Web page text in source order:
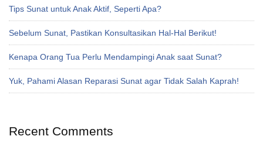
Tips Sunat untuk Anak Aktif, Seperti Apa?
Sebelum Sunat, Pastikan Konsultasikan Hal-Hal Berikut!
Kenapa Orang Tua Perlu Mendampingi Anak saat Sunat?
Yuk, Pahami Alasan Reparasi Sunat agar Tidak Salah Kaprah!
Recent Comments